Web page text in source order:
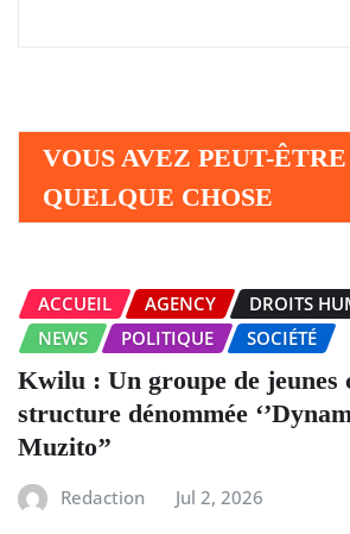
VOUS AVEZ PEUT-
QUELQUE CHOSE
ACCUEIL AGENCY
DROITS
NEWS
POLITIQUE SOCIÉTÉ
Kwilu : Un groupe de jeunes
structure dénommée
Muzito’’
Redaction Jul 2, 2026